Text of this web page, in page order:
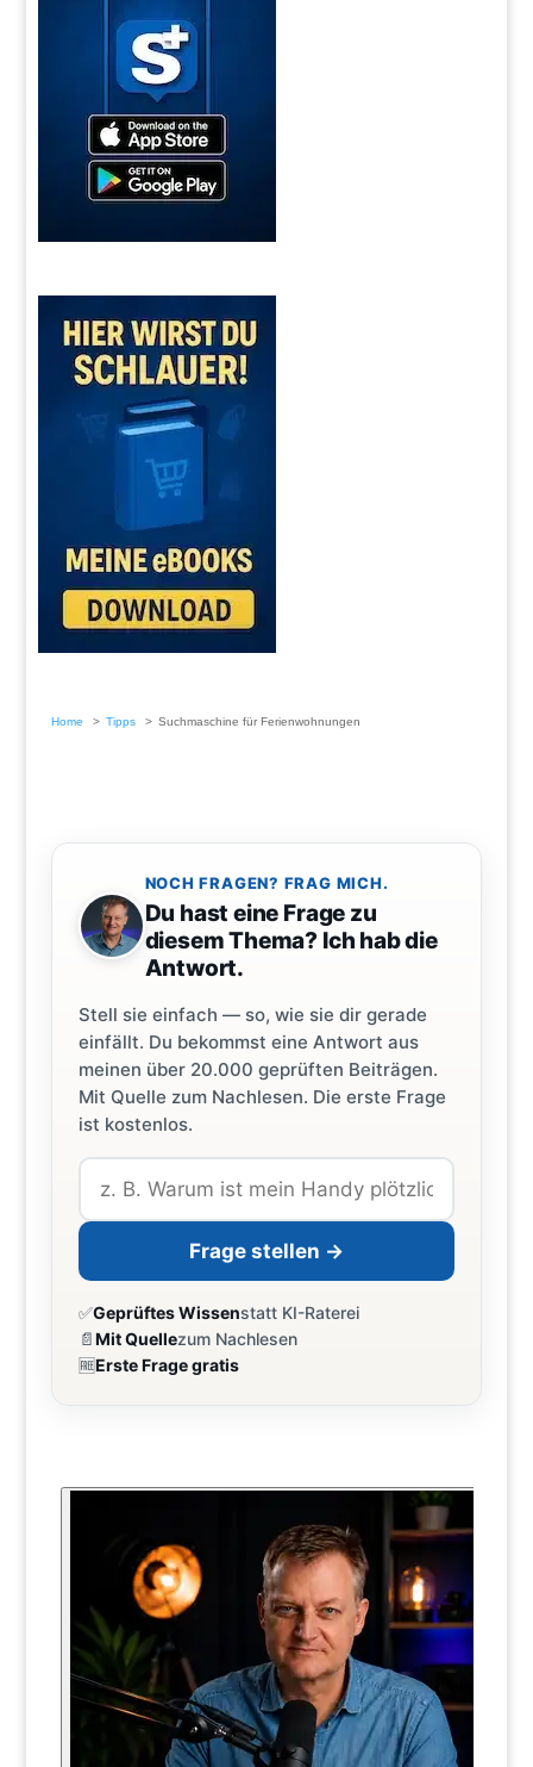
Home Tipps Suchmaschine für Ferienwohnungen
NOCH FRAGEN? FRAG MICH.
Du hast eine Frage zu
diesem Thema? Ich hab die
Antwort.
Stell sie einfach — so, wie sie dir gerade
einfällt. Du bekommst eine Antwort aus
meinen über 20.000 geprüften Beiträgen.
Mit Quelle zum Nachlesen. Die erste Frage
ist kostenlos.
Frage stellen →
✅Geprüftes Wissenstatt KI-Raterei
📄Mit Quellezum Nachlesen
🆓Erste Frage gratis